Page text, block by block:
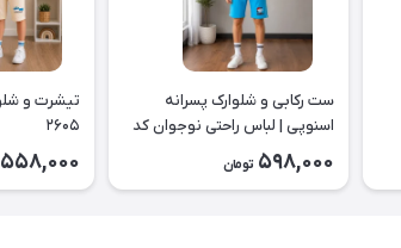
ست رکابی و شلوارک پسرانه
اسنوپی | لباس راحتی نوجوان کد
598,000 تومان
۲۶۰۵
558,000